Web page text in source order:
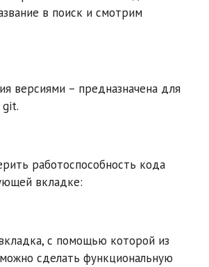
в поиск и смотрим
версиями – предназначена для
git.
работоспособность кода
вкладке:
с помощью которой из
сделать функциональную